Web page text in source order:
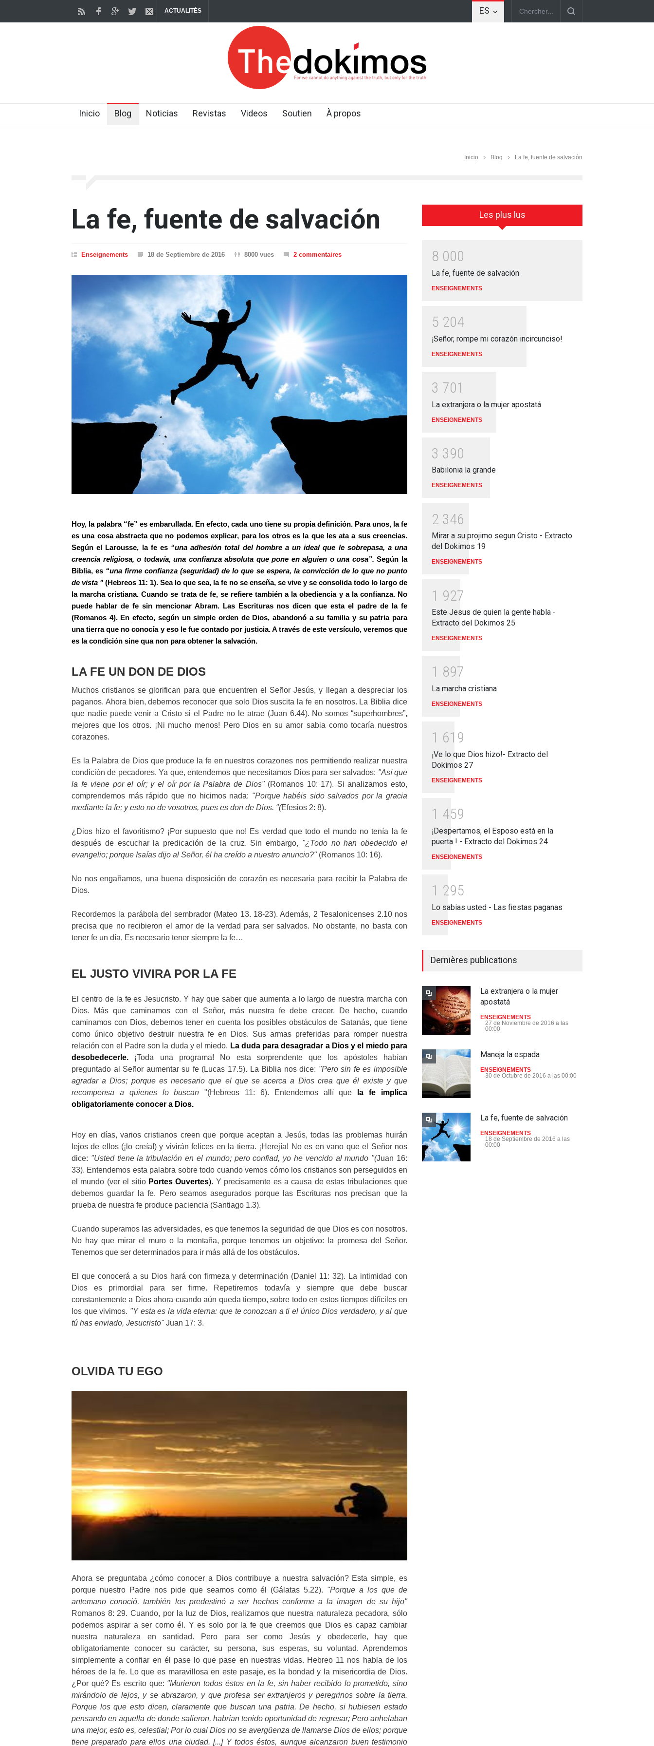
ES
ACTUALITÉS
Inicio Blog Noticias Revistas Videos Soutien À propos
Inicio Blog La fe, fuente de salvación
La fe, fuente de salvación
Enseignements 18 de Septiembre de 2016 8000 vues 2 commentaires
Hoy, la palabra “fe” es embarullada. En efecto, cada uno tiene su propia definición. Para unos, la fe
es una cosa abstracta que no podemos explicar, para los otros es la que les ata a sus creencias.
Según el Larousse, la fe es “una adhesión total del hombre a un ideal que le sobrepasa, a una
creencia religiosa, o todavía, una confianza absoluta que pone en alguien o una cosa”. Según la
Biblia, es “una firme confianza (seguridad) de lo que se espera, la convicción de lo que no punto
de vista "(Hebreos 11: 1). Sea lo que sea, la fe no se enseña, se vive y se consolida todo lo largo de
la marcha cristiana. Cuando se trata de fe, se refiere también a la obediencia y a la confianza. No
puede hablar de fe sin mencionar Abram. Las Escrituras nos dicen que esta el padre de la fe
(Romanos 4). En efecto, según un simple orden de Dios, abandonó a su familia y su patria para
una tierra que no conocía y eso le fue contado por justicia. A través de este versículo, veremos que
es la condición sine qua non para obtener la salvación.
LA FE UN DON DE DIOS
Muchos cristianos se glorifican para que encuentren el Señor Jesús, y llegan a despreciar los
paganos. Ahora bien, debemos reconocer que solo Dios suscita la fe en nosotros. La Biblia dice
que nadie puede venir a Cristo si el Padre no le atrae (Juan 6.44). No somos “superhombres”,
mejores que los otros. ¡Ni mucho menos! Pero Dios en su amor sabia como tocaría nuestros
corazones.
Es la Palabra de Dios que produce la fe en nuestros corazones nos permitiendo realizar nuestra
condición de pecadores. Ya que, entendemos que necesitamos Dios para ser salvados: "Así que
la fe viene por el oír; y el oír por la Palabra de Dios"(Romanos 10: 17). Si analizamos esto,
comprendemos más rápido que no hicimos nada: "Porque habéis sido salvados por la gracia
mediante la fe; y esto no de vosotros, pues es don de Dios. "(Efesios 2: 8).
¿Dios hizo el favoritismo? ¡Por supuesto que no! Es verdad que todo el mundo no tenía la fe
después de escuchar la predicación de la cruz. Sin embargo, "¿Todo no han obedecido el
evangelio; porque Isaías dijo al Señor, él ha creído a nuestro anuncio?"(Romanos 10: 16).
No nos engañamos, una buena disposición de corazón es necesaria para recibir la Palabra de
Dios.
Recordemos la parábola del sembrador (Mateo 13. 18-23). Además, 2 Tesalonicenses 2.10 nos
precisa que no recibieron el amor de la verdad para ser salvados. No obstante, no basta con
tener fe un día, Es necesario tener siempre la fe…
EL JUSTO VIVIRA POR LA FE
El centro de la fe es Jesucristo. Y hay que saber que aumenta a lo largo de nuestra marcha con
Dios. Más que caminamos con el Señor, más nuestra fe debe crecer. De hecho, cuando
caminamos con Dios, debemos tener en cuenta los posibles obstáculos de Satanás, que tiene
como único objetivo destruir nuestra fe en Dios. Sus armas preferidas para romper nuestra
relación con el Padre son la duda y el miedo. La duda para desagradar a Dios y el miedo para
desobedecerle. ¡Toda una programa! No esta sorprendente que los apóstoles habían
preguntado al Señor aumentar su fe (Lucas 17.5). La Biblia nos dice: "Pero sin fe es imposible
agradar a Dios; porque es necesario que el que se acerca a Dios crea que él existe y que
recompensa a quienes lo buscan "(Hebreos 11: 6). Entendemos allí que la fe implica
obligatoriamente conocer a Dios.
Hoy en días, varios cristianos creen que porque aceptan a Jesús, todas las problemas huirán
lejos de ellos (¡lo creía!) y vivirán felices en la tierra. ¡Herejía! No es en vano que el Señor nos
dice: "Usted tiene la tribulación en el mundo; pero confiad, yo he vencido al mundo "(Juan 16:
33). Entendemos esta palabra sobre todo cuando vemos cómo los cristianos son perseguidos en
el mundo (ver el sitio Portes Ouvertes). Y precisamente es a causa de estas tribulaciones que
debemos guardar la fe. Pero seamos asegurados porque las Escrituras nos precisan que la
prueba de nuestra fe produce paciencia (Santiago 1.3).
Cuando superamos las adversidades, es que tenemos la seguridad de que Dios es con nosotros.
No hay que mirar el muro o la montaña, porque tenemos un objetivo: la promesa del Señor.
Tenemos que ser determinados para ir más allá de los obstáculos.
El que conocerá a su Dios hará con firmeza y determinación (Daniel 11: 32). La intimidad con
Dios es primordial para ser firme. Repetiremos todavía y siempre que debe buscar
constantemente a Dios ahora cuando aún queda tiempo, sobre todo en estos tiempos difíciles en
los que vivimos. "Y esta es la vida eterna: que te conozcan a ti el único Dios verdadero, y al que
tú has enviado, Jesucristo"Juan 17: 3.
OLVIDA TU EGO
Ahora se preguntaba ¿cómo conocer a Dios contribuye a nuestra salvación? Esta simple, es
porque nuestro Padre nos pide que seamos como él (Gálatas 5.22). "Porque a los que de
antemano conoció, también los predestinó a ser hechos conforme a la imagen de su hijo"
Romanos 8: 29. Cuando, por la luz de Dios, realizamos que nuestra naturaleza pecadora, sólo
podemos aspirar a ser como él. Y es solo por la fe que creemos que Dios es capaz cambiar
nuestra naturaleza en santidad. Pero para ser como Jesús y obedecerle, hay que
obligatoriamente conocer su carácter, su persona, sus esperas, su voluntad. Aprendemos
simplemente a confiar en él pase lo que pase en nuestras vidas. Hebreo 11 nos habla de los
héroes de la fe. Lo que es maravillosa en este pasaje, es la bondad y la misericordia de Dios.
¿Por qué? Es escrito que: "Murieron todos éstos en la fe, sin haber recibido lo prometido, sino
mirándolo de lejos, y se abrazaron, y que profesa ser extranjeros y peregrinos sobre la tierra.
Porque los que esto dicen, claramente que buscan una patria. De hecho, si hubiesen estado
pensando en aquella de donde salieron, habrían tenido oportunidad de regresar; Pero anhelaban
una mejor, esto es, celestial; Por lo cual Dios no se avergüenza de llamarse Dios de ellos; porque
tiene preparado para ellos una ciudad. [...] Y todos éstos, aunque alcanzaron buen testimonio
Les plus lus
8 000
La fe, fuente de salvación
ENSEIGNEMENTS
5 204
¡Señor, rompe mi corazón incircunciso!
ENSEIGNEMENTS
3 701
La extranjera o la mujer apostatá
ENSEIGNEMENTS
3 390
Babilonia la grande
ENSEIGNEMENTS
2 346
Mirar a su projimo segun Cristo - Extracto
del Dokimos 19
ENSEIGNEMENTS
1 927
Este Jesus de quien la gente habla -
Extracto del Dokimos 25
ENSEIGNEMENTS
1 897
La marcha cristiana
ENSEIGNEMENTS
1 61 9
¡Ve lo que Dios hizo!- Extracto del
Dokimos 27
ENSEIGNEMENTS
1 459
¡Despertamos, el Esposo está en la
puerta ! - Extracto del Dokimos 24
ENSEIGNEMENTS
1 295
Lo sabias usted - Las fiestas paganas
ENSEIGNEMENTS
Dernières publications
La extranjera o la mujer
apostatá
ENSEIGNEMENTS
27 de Noviembre de 2016 a las
00:00
Maneja la espada
ENSEIGNEMENTS
30 de Octubre de 2016 a las 00:00
La fe, fuente de salvación
ENSEIGNEMENTS
18 de Septiembre de 2016 a las
00:00